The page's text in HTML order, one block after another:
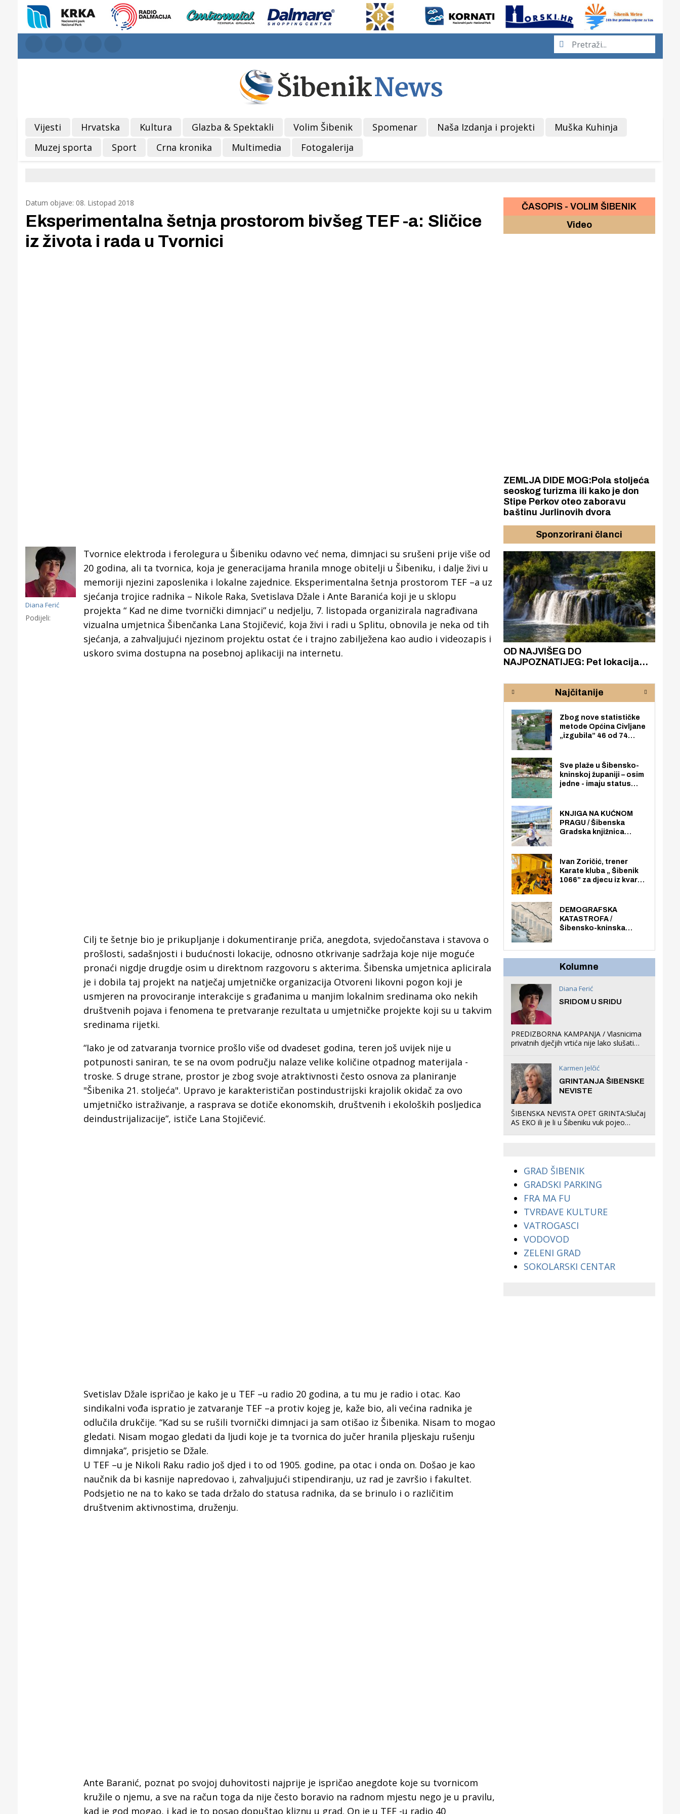
Vijesti Hrvatska Kultura Glazba & Spektakli Volim Šibenik Spomenar Naša Izdanja i projekti
Muška Kuhinja
Muzej sporta
Sport Crna kronika Multimedia Fotogalerija
Datum objave: 08. Listopad 2018
Eksperimentalna šetnja prostorom bivšeg TEF -a: Sličice
iz života i rada u Tvornici
Diana Ferić
Podijeli:
Tvornice elektroda i ferolegura u Šibeniku odavno već nema, dimnjaci su srušeni prije više od
20 godina, ali ta tvornica, koja je generacijama hranila mnoge obitelji u Šibeniku, i dalje živi u
memoriji njezini zaposlenika i lokalne zajednice. Eksperimentalna šetnja prostorom TEF –a uz
sjećanja trojice radnika – Nikole Raka, Svetislava Džale i Ante Baranića koji je u sklopu
projekta “ Kad ne dime tvornički dimnjaci” u nedjelju, 7. listopada organizirala nagrađivana
vizualna umjetnica Šibenčanka Lana Stojičević, koja živi i radi u Splitu, obnovila je neka od tih
sjećanja, a zahvaljujući njezinom projektu ostat će i trajno zabilježena kao audio i videozapis i
uskoro svima dostupna na posebnoj aplikaciji na internetu.
Cilj te šetnje bio je prikupljanje i dokumentiranje priča, anegdota, svjedočanstava i stavova o
prošlosti, sadašnjosti i budućnosti lokacije, odnosno otkrivanje sadržaja koje nije moguće
pronaći nigdje drugdje osim u direktnom razgovoru s akterima. Šibenska umjetnica aplicirala
je i dobila taj projekt na natječaj umjetničke organizacija Otvoreni likovni pogon koji je
usmjeren na provociranje interakcije s građanima u manjim lokalnim sredinama oko nekih
društvenih pojava i fenomena te pretvaranje rezultata u umjetničke projekte koji su u takvim
sredinama rijetki.
“Iako je od zatvaranja tvornice prošlo više od dvadeset godina, teren još uvijek nije u
potpunosti saniran, te se na ovom području nalaze velike količine otpadnog materijala -
troske. S druge strane, prostor je zbog svoje atraktivnosti često osnova za planiranje
"Šibenika 21. stoljeća". Upravo je karakterističan postindustrijski krajolik okidač za ovo
umjetničko istraživanje, a rasprava se dotiče ekonomskih, društvenih i ekoloških posljedica
deindustrijalizacije”, ističe Lana Stojičević.
Svetislav Džale ispričao je kako je u TEF –u radio 20 godina, a tu mu je radio i otac. Kao
sindikalni vođa ispratio je zatvaranje TEF –a protiv kojeg je, kaže bio, ali većina radnika je
odlučila drukčije. “Kad su se rušili tvornički dimnjaci ja sam otišao iz Šibenika. Nisam to mogao
gledati. Nisam mogao gledati da ljudi koje je ta tvornica do jučer hranila pljeskaju rušenju
dimnjaka”, prisjetio se Džale.
U TEF –u je Nikoli Raku radio još djed i to od 1905. godine, pa otac i onda on. Došao je kao
naučnik da bi kasnije napredovao i, zahvaljujući stipendiranju, uz rad je završio i fakultet.
Podsjetio ne na to kako se tada držalo do statusa radnika, da se brinulo i o različitim
društvenim aktivnostima, druženju.
Ante Baranić, poznat po svojoj duhovitosti najprije je ispričao anegdote koje su tvornicom
kružile o njemu, a sve na račun toga da nije često boravio na radnom mjestu nego je u pravilu,
kad je god mogao, i kad je to posao dopuštao kliznu u grad. On je u TEF -u radio 40
ČASOPIS - VOLIM ŠIBENIK
Video
ZEMLJA DIDE MOG:Pola stoljeća
seoskog turizma ili kako je don
Stipe Perkov oteo zaboravu
baštinu Jurlinovih dvora
Sponzorirani članci
Gornji tok Krke iz prve ruke -
Otkrijte hostel Titius u
OD NAJVIŠEG DO
NAJPOZNATIJEG: Pet lokacija
rijeke Krke
Najčitanije
Zbog nove statističke
metode Općina Civljane
„izgubila” 46 od 74
nego radno sposobnih
osoba među svojih 170
stanovnika.
Sve plaže u Šibensko-
kninskoj županiji – osim
jedne - imaju status
općoj upotrebi. Pristup
je slobodan i besplatan
za sve građane i
KNJIGA NA KUĆNOM
PRAGU / Šibenska
Gradska knjižnica
knjiga na kućnu adresu
električnim biciklom.
Ivan Zoričić, trener
Karate kluba „ Šibenik
1066” za djecu iz kvarta
ljuljačke i trampolin i
organizirao dječje
ljetno kino.
DEMOGRAFSKA
KATASTROFA /
Šibensko-kninska
1758, Skradin 625,
Kolumne
Diana Ferić
SRIDOM U SRIDU
PREDIZBORNA KAMPANJA / Vlasnicima
privatnih dječjih vrtića nije lako slušati
što oni rade u Šibeniku ne postoji
Karmen Jelčić
GRINTANJA ŠIBENSKE
NEVISTE
ŠIBENSKA NEVISTA OPET GRINTA:Slučaj
AS EKO ili je li u Šibeniku vuk pojeo
GRAD ŠIBENIK
GRADSKI PARKING
FRA MA FU
TVRĐAVE KULTURE
VATROGASCI
VODOVOD
ZELENI GRAD
SOKOLARSKI CENTAR